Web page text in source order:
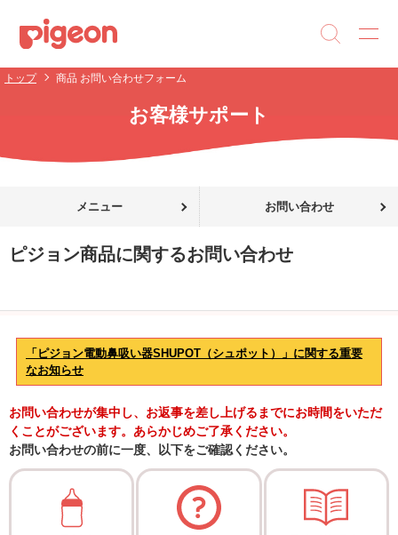
トップ 商品 お問い合わせフォーム
お客様サポート
メニュー お問い合わせ
ピジョン商品に関するお問い合わせ
「ピジョン電動鼻吸い器SHUPOT（シュポット）」に関する重要
なお知らせ
お問い合わせが集中し、お返事を差し上げるまでにお時間をいただ
くことがございます。あらかじめご了承ください。
お問い合わせの前に一度、以下をご確認ください。